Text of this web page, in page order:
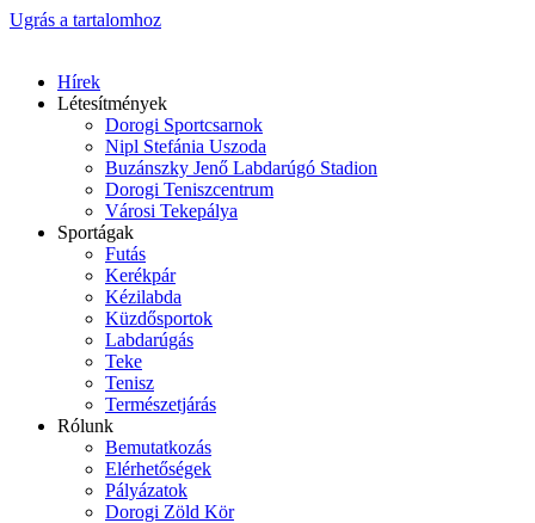
Ugrás a tartalomhoz
Hírek
Létesítmények
Dorogi Sportcsarnok
Nipl Stefánia Uszoda
Buzánszky Jenő Labdarúgó Stadion
Dorogi Teniszcentrum
Városi Tekepálya
Sportágak
Futás
Kerékpár
Kézilabda
Küzdősportok
Labdarúgás
Teke
Tenisz
Természetjárás
Rólunk
Bemutatkozás
Elérhetőségek
Pályázatok
Dorogi Zöld Kör